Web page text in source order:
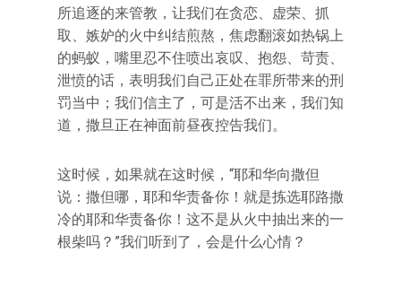
所追逐的来管教，让我们在贪恋、虚荣、抓
取、嫉妒的火中纠结煎熬，焦虑翻滚如热锅上
的蚂蚁，嘴里忍不住喷出哀叹、抱怨、苛责、
泄愤的话，表明我们自己正处在罪所带来的刑
罚当中；我们信主了，可是活不出来，我们知
道，撒旦正在神面前昼夜控告我们。
这时候，如果就在这时候，“耶和华向撒但
说：撒但哪，耶和华责备你！就是拣选耶路撒
冷的耶和华责备你！这不是从火中抽出来的一
根柴吗？”我们听到了，会是什么心情？